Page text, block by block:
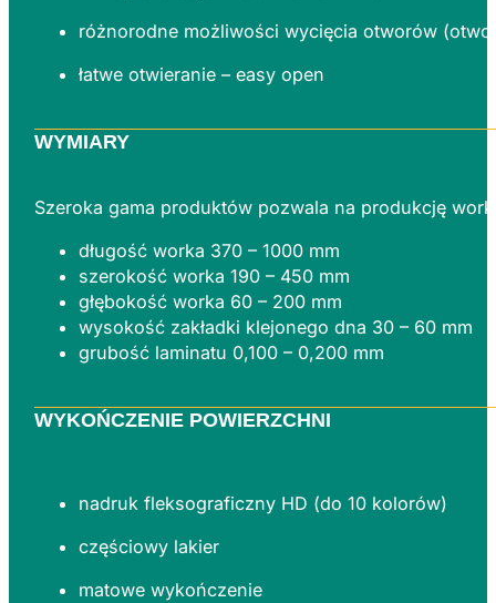
różnorodne możliwości wycięcia otworów
łatwe otwieranie – easy open
WYMIARY
Szeroka gama produktów pozwala na produkcję
długość worka 370 – 1000 mm
szerokość worka 190 – 450 mm
głębokość worka 60 – 200 mm
wysokość zakładki klejonego dna 30 – 60 mm
grubość laminatu 0,100 – 0,200 mm
WYKOŃCZENIE POWIERZCHNI
nadruk fleksograficzny HD (do 10 kolorów)
częściowy lakier
matowe wykończenie